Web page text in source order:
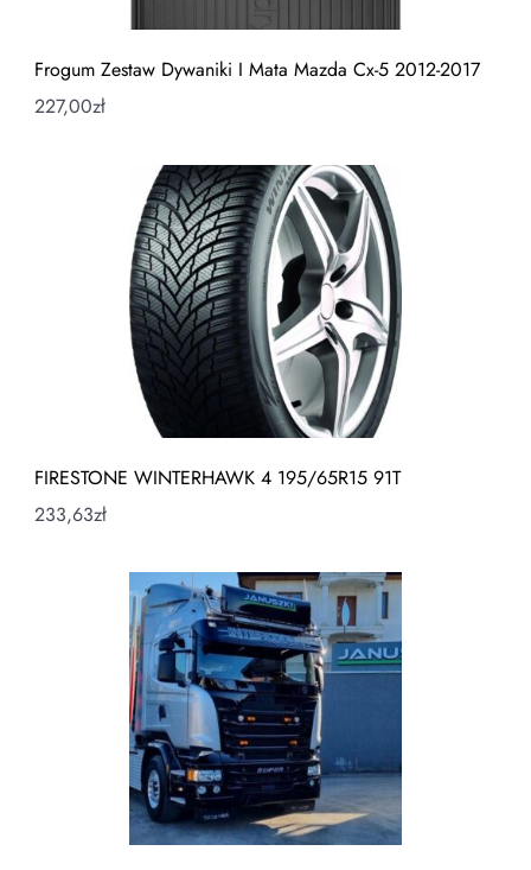
Frogum Zestaw Dywaniki I Mata Mazda Cx-5 2012-2017
227,00zł
FIRESTONE WINTERHAWK 4 195/65R15 91T
233,63zł